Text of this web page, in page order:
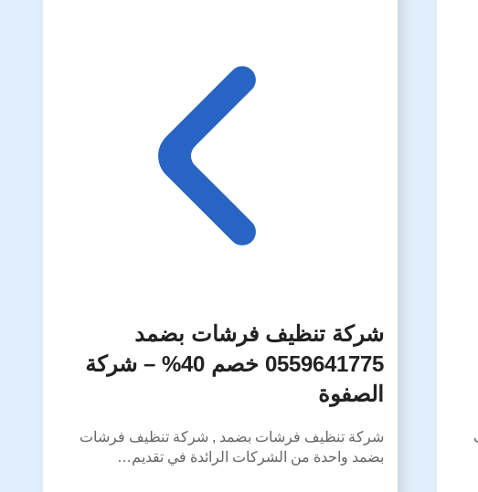
شركة تنظيف فرشات بضمد
0559641775 خصم 40% – شركة
الصفوة
شركة تنظيف فرشات بضمد , شركة تنظيف فرشات
بضمد واحدة من الشركات الرائدة في تقديم…